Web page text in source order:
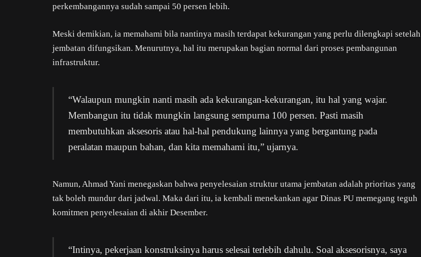
perkembangannya sudah sampai 50 persen lebih.
Meski demikian, ia memahami bila nantinya masih terdapat kekurangan yang perlu dilengkapi setelah
jembatan difungsikan. Menurutnya, hal itu merupakan bagian normal dari proses pembangunan
infrastruktur.
“Walaupun mungkin nanti masih ada kekurangan-kekurangan, itu hal yang wajar.
Membangun itu tidak mungkin langsung sempurna 100 persen. Pasti masih
membutuhkan aksesoris atau hal-hal pendukung lainnya yang bergantung pada
peralatan maupun bahan, dan kita memahami itu,” ujarnya.
Namun, Ahmad Yani menegaskan bahwa penyelesaian struktur utama jembatan adalah prioritas yang
tak boleh mundur dari jadwal. Maka dari itu, ia kembali menekankan agar Dinas PU memegang teguh
komitmen penyelesaian di akhir Desember.
“Intinya, pekerjaan konstruksinya harus selesai terlebih dahulu. Soal aksesorisnya, saya